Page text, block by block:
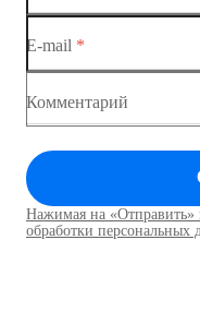
Коммутаторы
E-mail *
Комментарий
Нажимая на «Отправить»
обработки персональных